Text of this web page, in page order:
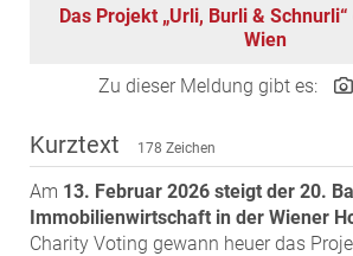
HARING Group
HNP architects
IMMOBILIEN MAGAZIN VERLAG
IMMOcontract
KOBAN SÜDVERS
Das Projekt „Urli, Burli &
Wien
Zu dieser Meldung gibt es:
Kurztext 178 Zeichen
Am 13. Februar 2026 steigt der 20.
Immobilienwirtschaft in der Wiener
Charity Voting gewann heuer das